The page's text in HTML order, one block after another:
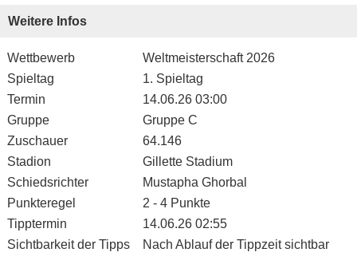
Weitere Infos
Wettbewerb
Weltmeisterschaft 2026
Spieltag
1. Spieltag
Termin
14.06.26 03:00
Gruppe
Gruppe C
Zuschauer
64.146
Stadion
Gillette Stadium
Schiedsrichter
Mustapha Ghorbal
Punkteregel
2 - 4 Punkte
Tipptermin
14.06.26 02:55
Sichtbarkeit der Tipps
Nach Ablauf der Tippzeit sichtbar